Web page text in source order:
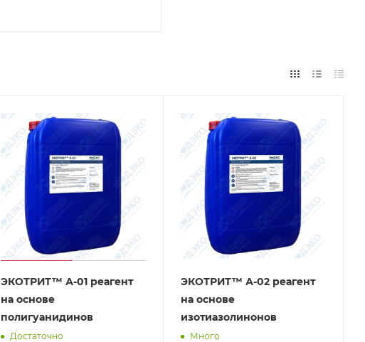
ЭКОТРИТ™ А-01 реагент
на основе
полигуанидинов
Достаточно
ЭКОТРИТ™ А-02 реагент
на основе
изотиазолинонов
Много